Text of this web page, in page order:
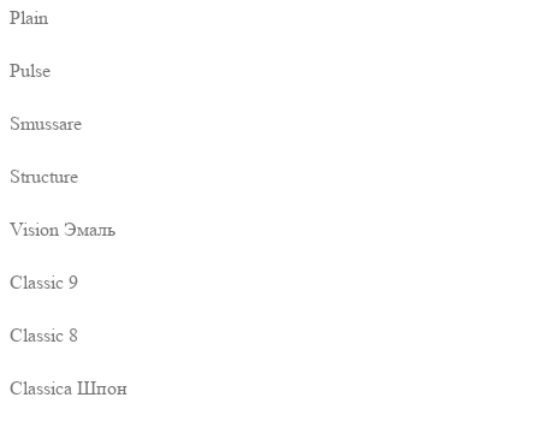
Plain
Pulse
Smussare
Structure
Vision Эмаль
Classic 9
Classic 8
Classica Шпон